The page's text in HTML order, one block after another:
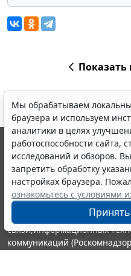
Показать
Мы обрабатываем
браузера и используем
аналитики в целях
работоспособности сайта,
исследований и обзоров.
запретить обработку
настройках браузера.
ознакомьтесь с условиями
Принять
© ООО "НПП "ГАРАНТ-
выпускается с 1990 года.
являются участниками
информации ГАРАНТ.
Портал ГАРАНТ.РУ
издания Федеральной
связи,информационных
коммуникаций